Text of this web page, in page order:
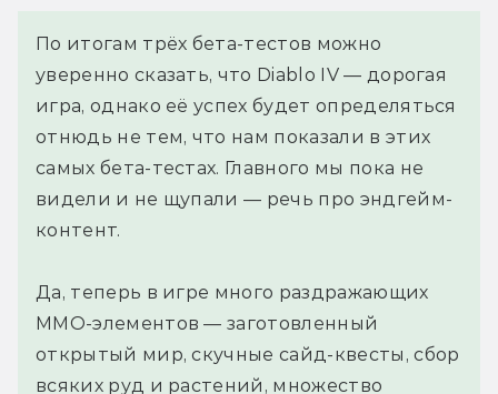
По итогам трёх бета-тестов можно
уверенно сказать, что Diablo IV — дорогая
игра, однако её успех будет определяться
отнюдь не тем, что нам показали в этих
самых бета-тестах. Главного мы пока не
видели и не щупали — речь про эндгейм-
контент.
Да, теперь в игре много раздражающих
ММО-элементов — заготовленный
открытый мир, скучные сайд-квесты, сбор
всяких руд и растений, множество